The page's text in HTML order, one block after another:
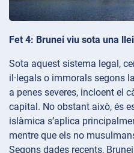
Fet 4: Brunei viu sota una
Sota aquest sistema legal,
il·legals o immorals segons
a penes severes, incloent el
capital. No obstant això, és
islàmica s’aplica
mentre que els no
Segons dades recents,